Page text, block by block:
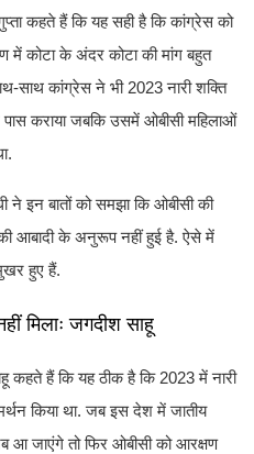
कहते हैं कि यह सही है कि कांग्रेस को
में कोटा के अंदर कोटा की मांग बहुत
कांग्रेस ने भी 2023 नारी शक्ति
कराया जबकि उसमें ओबीसी महिलाओं
ने इन बातों को समझा कि ओबीसी की
आबादी के अनुरूप नहीं हुई है. ऐसे में
हुए हैं.
मिलाः जगदीश साहू
कहते हैं कि यह ठीक है कि 2023 में नारी
किया था. जब इस देश में जातीय
जाएंगे तो फिर ओबीसी को आरक्षण